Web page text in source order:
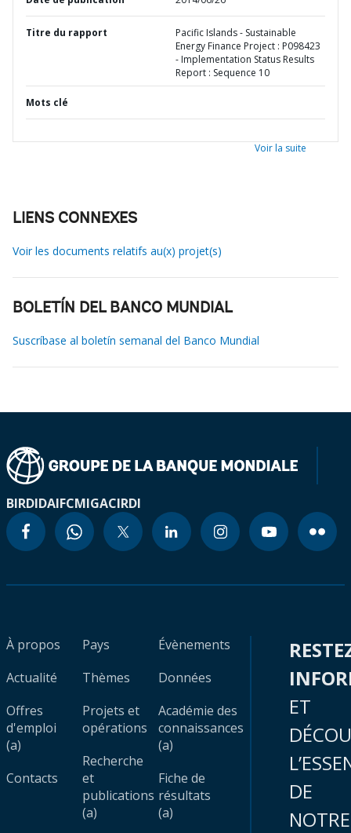
Titre du rapport
Pacific Islands - Sustainable
Energy Finance Project : P098423
- Implementation Status Results
Report : Sequence 10
Mots clé
Voir la suite
LIENS CONNEXES
Voir les documents relatifs au(x) projet(s)
BOLETÍN DEL BANCO MUNDIAL
Suscríbase al boletín semanal del Banco Mundial
BIRDIDAIFCMIGACIRDI
À propos
Actualité
Offres
d'emploi
(a)
Contacts
Pays
Thèmes
Projets et
opérations
Recherche
et
publications
(a)
Évènements
Données
Académie des
connaissances
(a)
Fiche de
résultats
(a)
ET
DE
NOTRE